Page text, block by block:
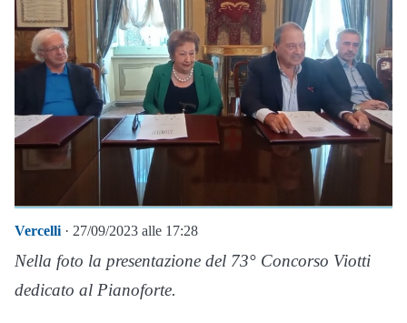
Vercelli · 27/09/2023 alle 17:28
Nella foto la presentazione del 73° Concorso Viotti
dedicato al Pianoforte.